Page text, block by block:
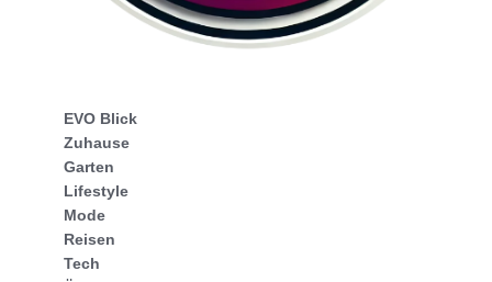
EVO Blick
Zuhause
Garten
Lifestyle
Mode
Reisen
Tech